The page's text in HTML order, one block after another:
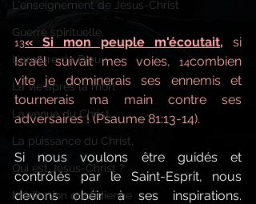
L'enseignement de Jésus-Christ
Guerre spirituelle,
L'armure de Dieu
La vie après la mort
La venue du Christ
La puissance du Christ,
Qui est Jésus-Christ ?
Méditation quotidienne
13« Si mon peuple m'écoutait, si
Israël suivait mes voies, 14combien
vite je dominerais ses ennemis et
tournerais ma main contre ses
adversaires ! (Psaume 81:13-14).
Si nous voulons être guidés et
contrôlés par le Saint-Esprit, nous
devons obéir à ses inspirations.